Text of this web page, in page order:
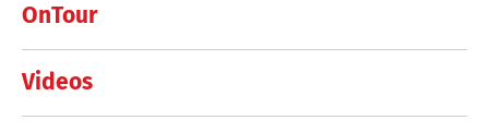
OnTour
Videos